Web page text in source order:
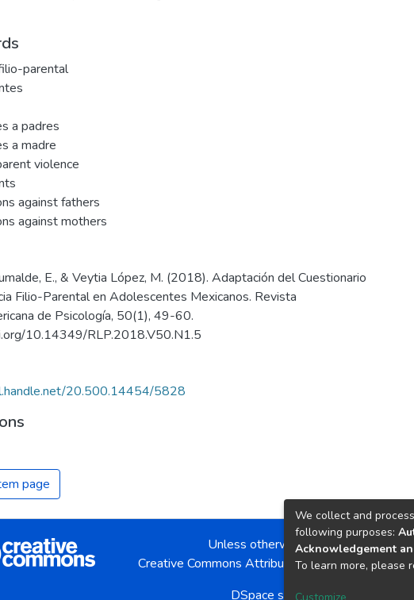
parental
a padres
a madre
violence
against fathers
against mothers
E., & Veytia López, M. (2018). Adaptación del Cuestionario
Filio-Parental en Adolescentes Mexicanos. Revista
de Psicología, 50(1), 49-60.
10.14349/RLP.2018.V50.N1.5
20.500.14454/5828
page
Unless otherwise noted, the item
Creative Commons Attribution-NonCommercial-
DSpace softwarecopyright ©
We collect and
following purposes:
Acknowledgement
To learn more, please